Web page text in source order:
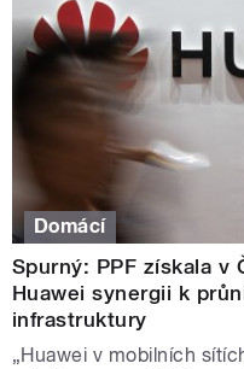
Domácí
Spurný: PPF získala v
Huawei synergii k
infrastruktury
„Huawei v mobilních